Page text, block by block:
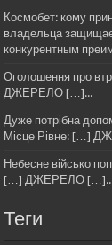
Космобет: кому
владельца
конкурентным
Оголошення про
ДЖЕРЕЛО […]...
Дуже потрібна
Місце Рівне: […]
Небесне військо
[…] ДЖЕРЕЛО
Теги